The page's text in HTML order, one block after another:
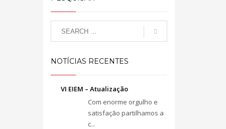
NOTÍCIAS RECENTES
VI EIEM – Atualização
Com enorme orgulho e
satisfação partilhamos a
c...